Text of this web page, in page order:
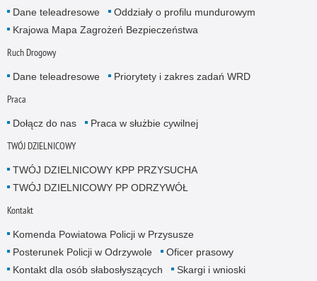
Dane teleadresowe
Oddziały o profilu mundurowym
Krajowa Mapa Zagrożeń Bezpieczeństwa
Ruch Drogowy
Dane teleadresowe Priorytety i zakres zadań WRD
Praca
Dołącz do nas Praca w służbie cywilnej
TWÓJ DZIELNICOWY
TWÓJ DZIELNICOWY KPP PRZYSUCHA
TWÓJ DZIELNICOWY PP ODRZYWÓŁ
Kontakt
Komenda Powiatowa Policji w Przysusze
Posterunek Policji w Odrzywole
Oficer prasowy
Kontakt dla osób słabosłyszących
Skargi i wnioski